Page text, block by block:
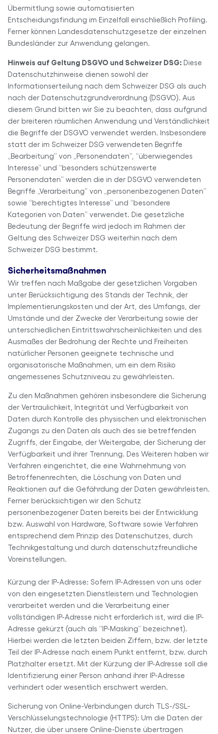
Übermittlung sowie automatisierten
Entscheidungsfindung im Einzelfall einschließlich Profiling.
Ferner können Landesdatenschutzgesetze der einzelnen
Bundesländer zur Anwendung gelangen.
Hinweis auf Geltung DSGVO und Schweizer DSG: Diese
Datenschutzhinweise dienen sowohl der
Informationserteilung nach dem Schweizer DSG als auch
nach der Datenschutzgrundverordnung (DSGVO). Aus
diesem Grund bitten wir Sie zu beachten, dass aufgrund
der breiteren räumlichen Anwendung und Verständlichkeit
die Begriffe der DSGVO verwendet werden. Insbesondere
statt der im Schweizer DSG verwendeten Begriffe
„Bearbeitung” von „Personendaten”, “überwiegendes
Interesse” und “besonders schützenswerte
Personendaten” werden die in der DSGVO verwendeten
Begriffe „Verarbeitung” von „personenbezogenen Daten”
sowie “berechtigtes Interesse” und “besondere
Kategorien von Daten” verwendet. Die gesetzliche
Bedeutung der Begriffe wird jedoch im Rahmen der
Geltung des Schweizer DSG weiterhin nach dem
Schweizer DSG bestimmt.
Sicherheitsmaßnahmen
Wir treffen nach Maßgabe der gesetzlichen Vorgaben
unter Berücksichtigung des Stands der Technik, der
Implementierungskosten und der Art, des Umfangs, der
Umstände und der Zwecke der Verarbeitung sowie der
unterschiedlichen Eintrittswahrscheinlichkeiten und des
Ausmaßes der Bedrohung der Rechte und Freiheiten
natürlicher Personen geeignete technische und
organisatorische Maßnahmen, um ein dem Risiko
angemessenes Schutzniveau zu gewährleisten.
Zu den Maßnahmen gehören insbesondere die Sicherung
der Vertraulichkeit, Integrität und Verfügbarkeit von
Daten durch Kontrolle des physischen und elektronischen
Zugangs zu den Daten als auch des sie betreffenden
Zugriffs, der Eingabe, der Weitergabe, der Sicherung der
Verfügbarkeit und ihrer Trennung. Des Weiteren haben wir
Verfahren eingerichtet, die eine Wahrnehmung von
Betroffenenrechten, die Löschung von Daten und
Reaktionen auf die Gefährdung der Daten gewährleisten.
Ferner berücksichtigen wir den Schutz
personenbezogener Daten bereits bei der Entwicklung
bzw. Auswahl von Hardware, Software sowie Verfahren
entsprechend dem Prinzip des Datenschutzes, durch
Technikgestaltung und durch datenschutzfreundliche
Voreinstellungen.
Kürzung der IP-Adresse: Sofern IP-Adressen von uns oder
von den eingesetzten Dienstleistern und Technologien
verarbeitet werden und die Verarbeitung einer
vollständigen IP-Adresse nicht erforderlich ist, wird die IP-
Adresse gekürzt (auch als “IP-Masking” bezeichnet).
Hierbei werden die letzten beiden Ziffern, bzw. der letzte
Teil der IP-Adresse nach einem Punkt entfernt, bzw. durch
Platzhalter ersetzt. Mit der Kürzung der IP-Adresse soll die
Identifizierung einer Person anhand ihrer IP-Adresse
verhindert oder wesentlich erschwert werden.
Sicherung von Online-Verbindungen durch TLS-/SSL-
Verschlüsselungstechnologie (HTTPS): Um die Daten der
Nutzer, die über unsere Online-Dienste übertragen